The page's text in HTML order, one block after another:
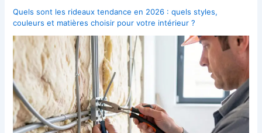
Quels sont les rideaux tendance en 2026 : quels styles,
couleurs et matières choisir pour votre intérieur ?